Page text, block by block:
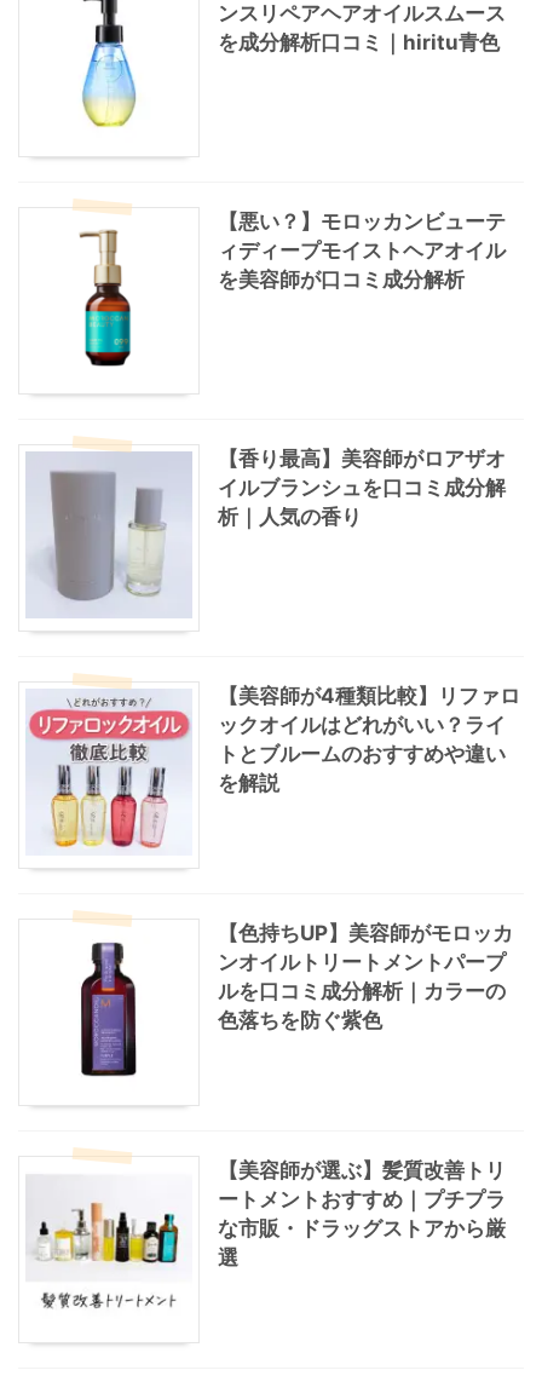
ンスリペアヘアオイルスムース
を成分解析口コミ｜hiritu青色
【悪い？】モロッカンビューテ
ィディープモイストヘアオイル
を美容師が口コミ成分解析
【香り最高】美容師がロアザオ
イルブランシュを口コミ成分解
析｜人気の香り
【美容師が4種類比較】リファロ
ックオイルはどれがいい？ライ
トとブルームのおすすめや違い
を解説
【色持ちUP】美容師がモロッカ
ンオイルトリートメントパープ
ルを口コミ成分解析｜カラーの
色落ちを防ぐ紫色
【美容師が選ぶ】髪質改善トリ
ートメントおすすめ｜プチプラ
な市販・ドラッグストアから厳
選